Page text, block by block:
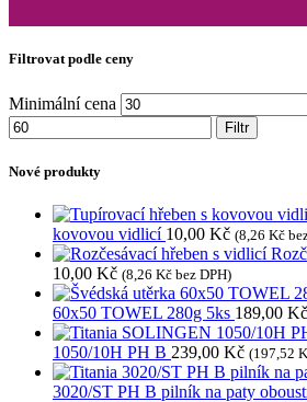
Filtrovat podle ceny
Minimální cena
Filtr
Nové produkty
kovovou vidlicí 10,00 Kč (8,26 Kč
10,00 Kč (8,26 Kč bez DPH)
60x50 TOWEL 280g 5ks 189,00 Kč
1050/10H PH B 239,00 Kč (197,52
3020/ST PH B pilník na paty